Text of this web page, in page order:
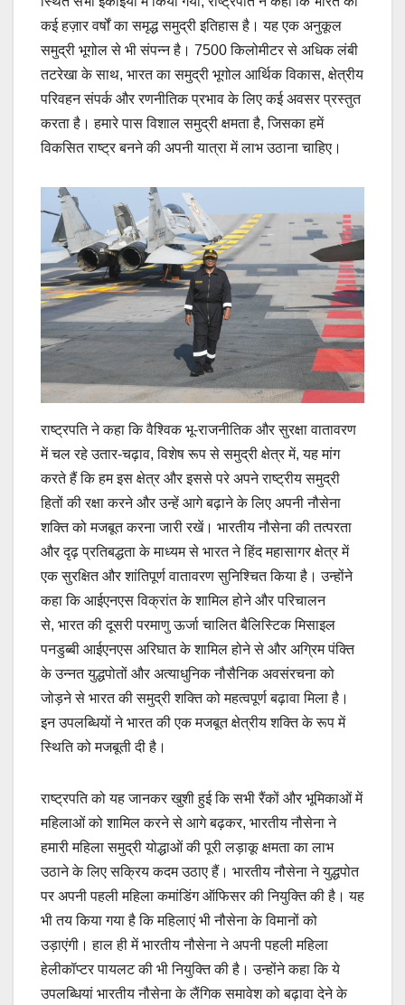
कई हज़ार वर्षों का समृद्ध समुद्री इतिहास है। यह एक अनुकूल
समुद्री भूगोल से भी संपन्न है। 7500 किलोमीटर से अधिक लंबी
तटरेखा के साथ, भारत का समुद्री भूगोल आर्थिक विकास, क्षेत्रीय
परिवहन संपर्क और रणनीतिक प्रभाव के लिए कई अवसर प्रस्तुत
करता है। हमारे पास विशाल समुद्री क्षमता है, जिसका हमें
विकसित राष्ट्र बनने की अपनी यात्रा में लाभ उठाना चाहिए।
राष्ट्रपति ने कहा कि वैश्विक भू-राजनीतिक और सुरक्षा वातावरण
में चल रहे उतार-चढ़ाव, विशेष रूप से समुद्री क्षेत्र में, यह मांग
करते हैं कि हम इस क्षेत्र और इससे परे अपने राष्ट्रीय समुद्री
हितों की रक्षा करने और उन्हें आगे बढ़ाने के लिए अपनी नौसेना
शक्ति को मजबूत करना जारी रखें। भारतीय नौसेना की तत्परता
और दृढ़ प्रतिबद्धता के माध्यम से भारत ने हिंद महासागर क्षेत्र में
एक सुरक्षित और शांतिपूर्ण वातावरण सुनिश्चित किया है। उन्होंने
कहा कि आईएनएस विक्रांत के शामिल होने और परिचालन
से, भारत की दूसरी परमाणु ऊर्जा चालित बैलिस्टिक मिसाइल
पनडुब्बी आईएनएस अरिघात के शामिल होने से और अग्रिम पंक्ति
के उन्नत युद्धपोतों और अत्याधुनिक नौसैनिक अवसंरचना को
जोड़ने से भारत की समुद्री शक्ति को महत्वपूर्ण बढ़ावा मिला है।
इन उपलब्धियों ने भारत की एक मजबूत क्षेत्रीय शक्ति के रूप में
स्थिति को मजबूती दी है।
राष्ट्रपति को यह जानकर खुशी हुई कि सभी रैंकों और भूमिकाओं में
महिलाओं को शामिल करने से आगे बढ़कर, भारतीय नौसेना ने
हमारी महिला समुद्री योद्धाओं की पूरी लड़ाकू क्षमता का लाभ
उठाने के लिए सक्रिय कदम उठाए हैं। भारतीय नौसेना ने युद्धपोत
पर अपनी पहली महिला कमांडिंग ऑफिसर की नियुक्ति की है। यह
भी तय किया गया है कि महिलाएं भी नौसेना के विमानों को
उड़ाएंगी। हाल ही में भारतीय नौसेना ने अपनी पहली महिला
हेलीकॉप्टर पायलट की भी नियुक्ति की है। उन्होंने कहा कि ये
उपलब्धियां भारतीय नौसेना के लैंगिक समावेश को बढ़ावा देने के